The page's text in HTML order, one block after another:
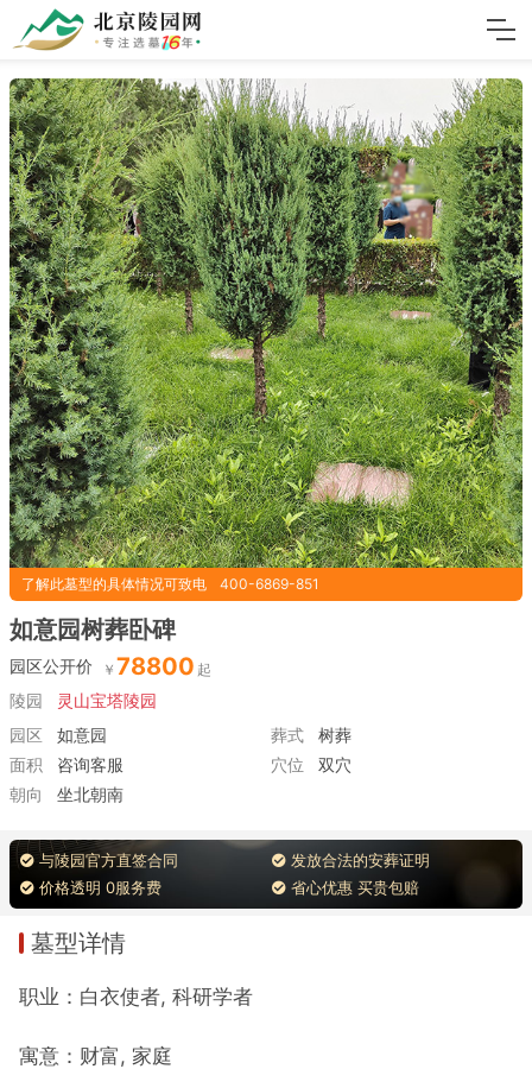
了解此墓型的具体情况可致电 400-6869-851
如意园树葬卧碑
园区公开价 78800
陵园
灵山宝塔陵园
园区
如意园 葬式
树葬
面积
咨询客服 穴位
双穴
朝向
坐北朝南
与陵园官方直签合同
发放合法的安葬证明
价格透明 0服务费
省心优惠 买贵包赔
墓型详情
职业：白衣使者, 科研学者
寓意：财富, 家庭